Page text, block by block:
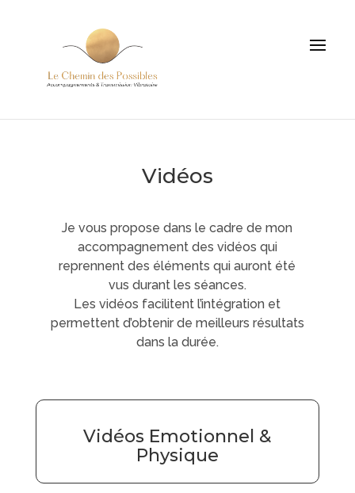
Vidéos
Je vous propose dans le cadre de mon
accompagnement des vidéos qui
reprennent des éléments qui auront été
vus durant les séances.
Les vidéos facilitent l’intégration et
permettent d’obtenir de meilleurs résultats
dans la durée.
Vidéos Emotionnel &
Physique